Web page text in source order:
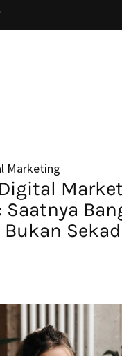
Marketing
Saatnya
Bukan